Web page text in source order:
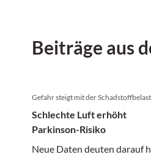
Beiträge aus
Gefahr steigt mit der
Schlechte Luft erhöht
Parkinson-Risiko
Neue Daten deuten darauf